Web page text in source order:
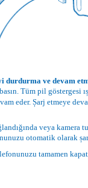
durdurma ve devam
Tüm pil göstergesi
eder. Șarj etmeye
veya kamera
otomatik olarak
tamamen